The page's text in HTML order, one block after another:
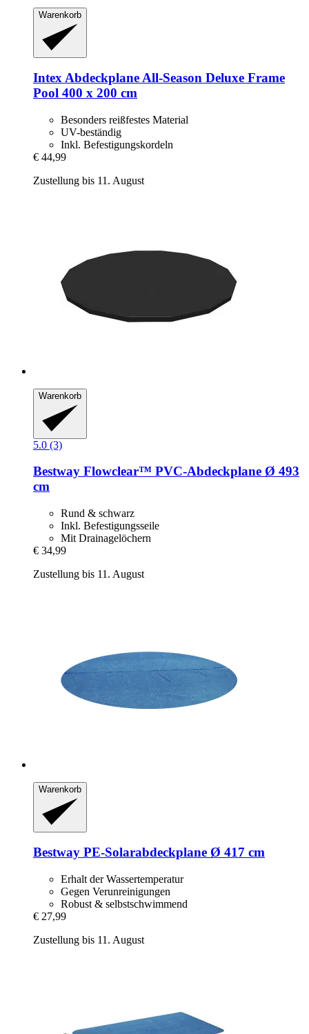
Warenkorb
IntexAbdeckplane All-​Season Deluxe Frame
Pool 400 x 200 cm
Besonders reißfestes Material
UV-beständig
Inkl. Befestigungskordeln
€ 44,99
Zustellung bis 11. August
Warenkorb
5.0 (3)
Bestway Flowclear™ PVC-​Abdeckplane Ø 493
cm
Rund & schwarz
Inkl. Befestigungsseile
Mit Drainagelöchern
€ 34,99
Zustellung bis 11. August
Warenkorb
Bestway PE-​Solarabdeckplane Ø 417 cm
Erhalt der Wassertemperatur
Gegen Verunreinigungen
Robust & selbstschwimmend
€ 27,99
Zustellung bis 11. August